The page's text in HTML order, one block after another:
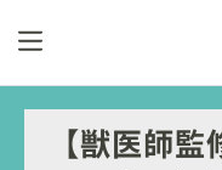
【獣医師